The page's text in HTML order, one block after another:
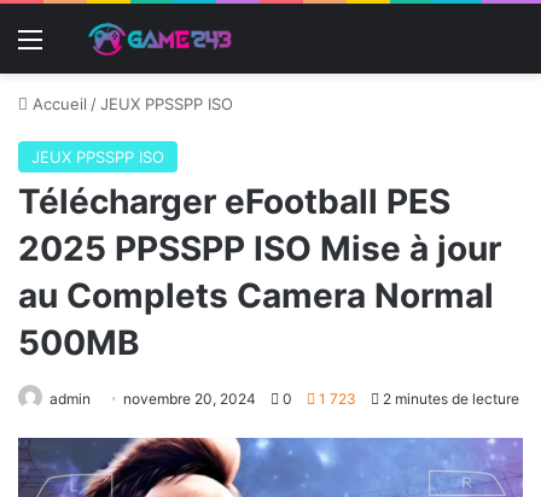
Menu
Accueil /JEUX PPSSPP ISO
JEUX PPSSPP ISO
Télécharger eFootball PES
2025 PPSSPP ISO Mise à jour
au Complets Camera Normal
500MB
admin novembre 20, 2024 0 1 723 2 minutes de lecture